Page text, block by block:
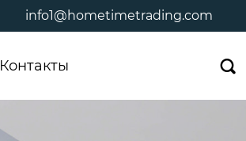
info1@hometimetrading.com
Контакты 